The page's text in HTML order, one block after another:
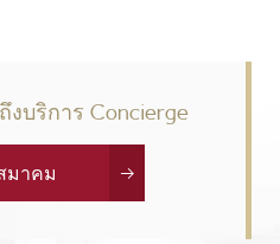
งบริการ Concierge
มาคม